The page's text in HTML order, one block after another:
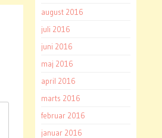
august 2016
juli 2016
juni 2016
maj 2016
april 2016
marts 2016
februar 2016
januar 2016